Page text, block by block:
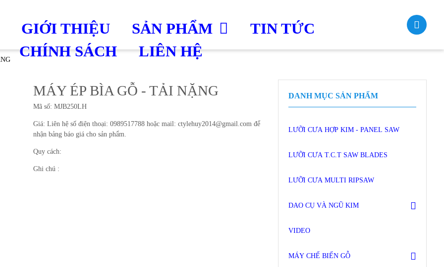
GIỚI THIỆU SẢN PHẨM
TIN TỨC
CHÍNH SÁCH
LIÊN HỆ
MÁY ÉP BÌA GỖ - TẢI NẶNG
Mã số: MJB250LH
Giá: Liên hệ số điện thoại: 0989517788 hoặc mail: ctylehuy2014@gmail.com để
nhận bảng báo giá cho sản phẩm.
Quy cách:
Ghi chú :
DANH MỤC SẢN PHẨM
LƯỠI CƯA HỢP KIM - PANEL SAW
LƯỠI CƯA T.C.T SAW BLADES
LƯỠI CƯA MULTI RIPSAW
DAO CỤ VÀ NGŨ KIM
VIDEO
MÁY CHẾ BIẾN GỖ